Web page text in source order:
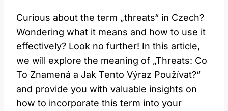
Curious about the term „threats“‌ in Czech?
Wondering⁣ what it means and how to use it ​
effectively? Look no further! In this ⁣article,
⁢we will ‌explore‌ the meaning of⁢ „Threats: Co⁣
To‌ Znamená a ‍Jak Tento Výraz Používat?“
and​ provide you⁣ with ​valuable insights⁢ on
how to ‌incorporate this term into ⁣your